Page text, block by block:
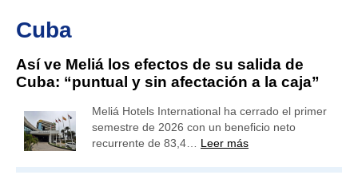
Cuba
Así ve Meliá los efectos de su salida de
Cuba: “puntual y sin afectación a la caja”
Meliá Hotels International ha cerrado el primer
semestre de 2026 con un beneficio neto
recurrente de 83,4… Leer más